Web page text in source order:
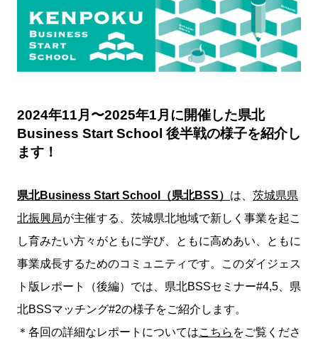
2024年11月〜2025年1月に開催した県北
Business Start School 後半戦の様子を紹介し
ます！
県北Business Start School（県北BSS） は、 茨城県県
北振興局が主催する、茨城県北地域で新しく事業を起こ
し育みたい方々がともに学び、ともに高めあい、ともに
事業成長するためのコミュニティです。このダイジェス
ト版レポート（後編）では、県北BSSセミナー#4,5、県
北BSSマッチング#2の様子をご紹介します。
＊各回の詳細なレポートについてはこちら をご覧くださ